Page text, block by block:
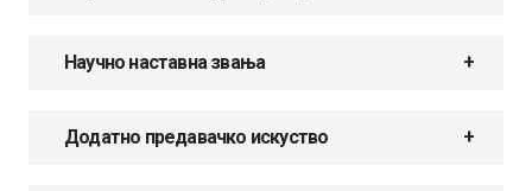
Научно наставна звања
Додатно предавачко искуство